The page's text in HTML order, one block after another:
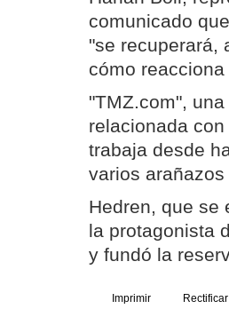
comunicado
"se recuperará,
cómo
"TMZ.com",
relacionada
trabaja desde
varios
Hedren, que se
la protagonista
y fundó la
Imprimir Rectificar